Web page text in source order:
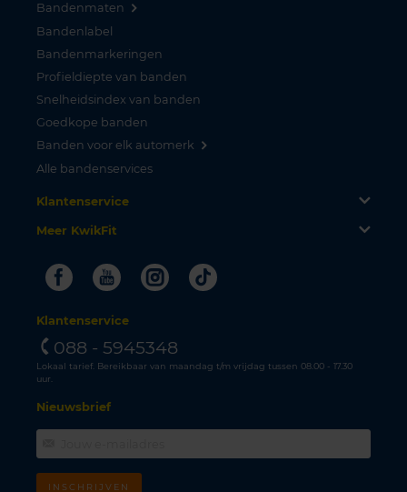
Bandenmaten
Bandenlabel
Bandenmarkeringen
Profieldiepte van banden
Snelheidsindex van banden
Goedkope banden
Banden voor elk automerk
Alle bandenservices
Klantenservice
Meer KwikFit
FacebookYoutubeInstagram
Tiktok
Klantenservice
088 - 5945348
Lokaal tarief. Bereikbaar van maandag t/m vrijdag tussen 08.00 - 17.30
uur.
Nieuwsbrief
INSCHRIJVEN